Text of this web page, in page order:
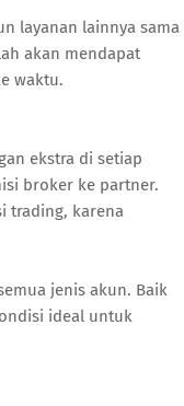
layanan lainnya sama
akan mendapat
waktu.
ekstra di setiap
broker ke partner.
trading, karena
jenis akun. Baik
ideal untuk